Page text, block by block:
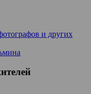
и других